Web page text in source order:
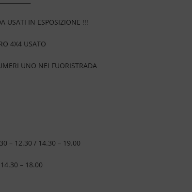
USATI IN ESPOSIZIONE !!!
4X4 USATO
UNO NEI FUORISTRADA
– 12.30 / 14.30 – 19.00
– 18.00